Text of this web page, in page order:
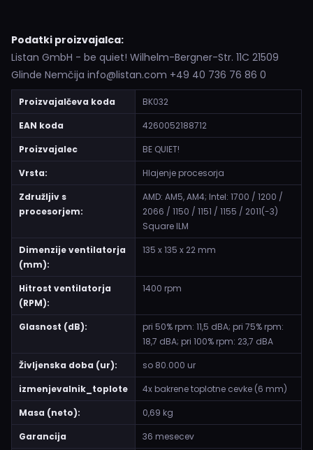
Podatki proizvajalca:
Listan GmbH - be quiet! Wilhelm-Bergner-Str. 11C 21509
Glinde Nemčija info@listan.com +49 40 736 76 86 0
Proizvajalčeva koda
BK032
EAN koda
4260052188712
Proizvajalec
BE QUIET!
Vrsta:
Hlajenje procesorja
Združljiv s
procesorjem:
AMD: AM5, AM4; Intel: 1700 / 1200 /
2066 / 1150 / 1151 / 1155 / 2011(-3)
Square ILM
Dimenzije ventilatorja
(mm):
135 x 135 x 22 mm
Hitrost ventilatorja
(RPM):
1400 rpm
Glasnost (dB):
pri 50% rpm: 11,5 dBA; pri 75% rpm:
18,7 dBA; pri 100% rpm: 23,7 dBA
Življenska doba (ur):
so 80.000 ur
izmenjevalnik_toplote
4x bakrene toplotne cevke (6 mm)
Masa (neto):
0,69 kg
Garancija
36 mesecev